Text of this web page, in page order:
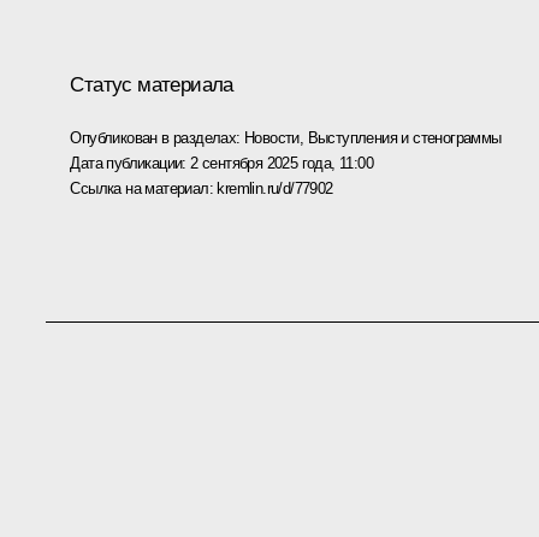
Статус материала
Опубликован в разделах: Новости, Выступления и стенограммы
Дата публикации: 2 сентября 2025 года, 11:00
Ссылка на материал: kremlin.ru/d/77902